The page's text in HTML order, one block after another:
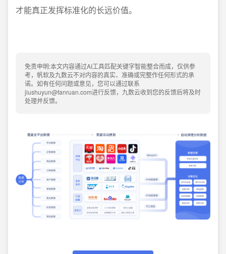
才能真正发挥标准化的长远价值。
免责申明:本文内容通过AI工具匹配关键字智能整合而成，仅供参
考，帆软及九数云不对内容的真实、准确或完整作任何形式的承
诺。如有任何问题或意见，您可以通过联系
jiushuyun@fanruan.com进行反馈，九数云收到您的反馈后将及时
处理并反馈。